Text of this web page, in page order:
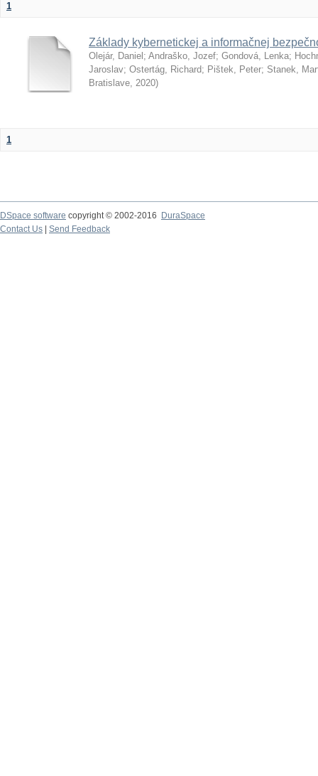
1
Základy kybernetickej a informačnej
Olejár, Daniel ; Andraško, Jozef; Gondová, Lenka;
Jaroslav; Ostertág, Richard; Pištek, Peter; Stanek,
Bratislave, 2020)
1
DSpace software copyright © 2002-2016
DuraSpace
Contact Us
Send Feedback